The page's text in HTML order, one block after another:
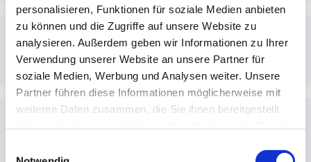
personalisieren, Funktionen für soziale Medien anbieten
zu können und die Zugriffe auf unsere Website zu
analysieren. Außerdem geben wir Informationen zu Ihrer
Verwendung unserer Website an unsere Partner für
soziale Medien, Werbung und Analysen weiter. Unsere
Partner führen diese Informationen möglicherweise mit
weiteren Daten zusammen, die Sie ihnen bereitgestellt
Für besonders wertvolle oder seltene
Instrumente empfehlen wir eine
Zusatzversicherung, die auf Wunsch
angeboten wird.
Wie viel kostet ein Klaviertransport?
Die Kosten variieren je nach Größe,
Entfernung und Aufwand. Eine individuelle
Kann DACHSER & KOLB auch beim
internationalen Klaviertransport helfen?